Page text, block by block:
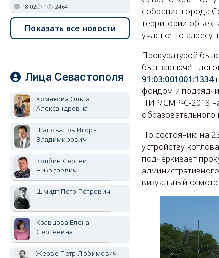
собрания города
территории
участке по адресу:
Прокуратурой
был заключён
91:03:001001:1334
фондом и
ПИР/СМР-С-2018 на
образовательного
По состоянию на
устройству
подчёркивает
визуальный
18:02 1 2464
Показать все новости
Лица Севастополя
Хомякова Ольга
Александровна
Шаповалов Игорь
Владимирович
Колбин Сергей
Николаевич
Шмидт Петр Петрович
Кравцова Елена
Сергеевна
Жерве Петр Любимович